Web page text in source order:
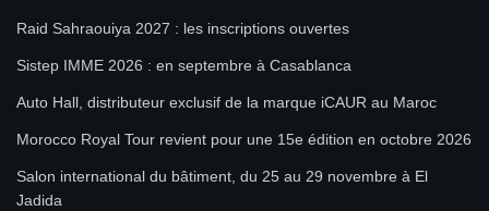
Raid Sahraouiya 2027 : les inscriptions ouvertes
Sistep IMME 2026 : en septembre à Casablanca
Auto Hall, distributeur exclusif de la marque iCAUR au Maroc
Morocco Royal Tour revient pour une 15e édition en octobre 2026
Salon international du bâtiment, du 25 au 29 novembre à El
Jadida